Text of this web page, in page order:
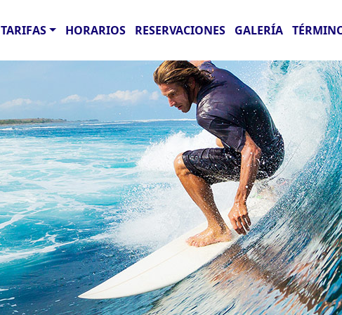
TARIFAS HORARIOS RESERVACIONES GALERÍA